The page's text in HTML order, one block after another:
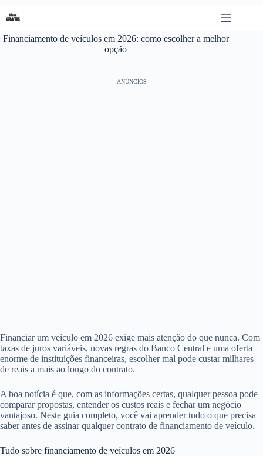
para
o
conteúdo
Financiamento de veículos em 2026: como escolher a melhor
opção
ANÚNCIOS
Financiar um veículo em 2026 exige mais atenção do que nunca. Com
taxas de juros variáveis, novas regras do Banco Central e uma oferta
enorme de instituições financeiras, escolher mal pode custar milhares
de reais a mais ao longo do contrato.
A boa notícia é que, com as informações certas, qualquer pessoa pode
comparar propostas, entender os custos reais e fechar um negócio
vantajoso. Neste guia completo, você vai aprender tudo o que precisa
saber antes de assinar qualquer contrato de financiamento de veículo.
Tudo sobre financiamento de veículos em 2026